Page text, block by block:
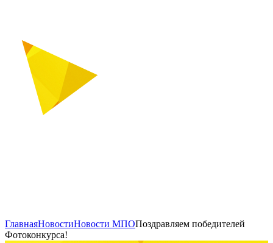
ГлавнаяНовостиНовости МПОПоздравляем победителей
Фотоконкурса!